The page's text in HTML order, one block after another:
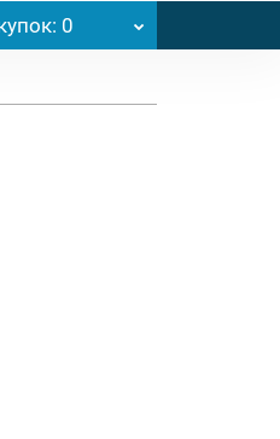
: 0